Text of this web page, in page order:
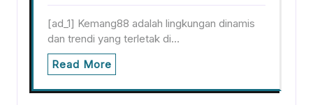
[ad_1] Kemang88 adalah lingkungan dinamis
dan trendi yang terletak di…
Read More